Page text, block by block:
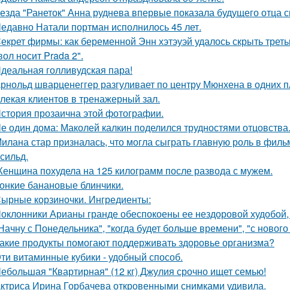
"Ранеток" Анна руднева впервые показала будущего отца
Натали портман исполнилось 45 лет.
фирмы: как беременной Энн хэтэуэй удалось скрыть
носит Prada 2".
голливудская пара!
шварценеггер разгуливает по центру Мюнхена в одних
клиентов в тренажерный зал.
прозаична этой фотографии.
один дома: Маколей калкин поделился трудностями отцовства.
стар призналась, что могла сыграть главную роль в
похудела на 125 килограмм после развода с мужем.
банановые блинчики.
корзиночки. Ингредиенты:
Арианы гранде обеспокоены ее нездоровой
с Понедельника", "когда будет больше времени", "с
продукты помогают поддерживать здоровье организма?
витаминные кубики - удобный способ.
"Квартирная" (12 кг) Джулия срочно ищет семью!
Ирина Горбачева откровенными снимками удивила.